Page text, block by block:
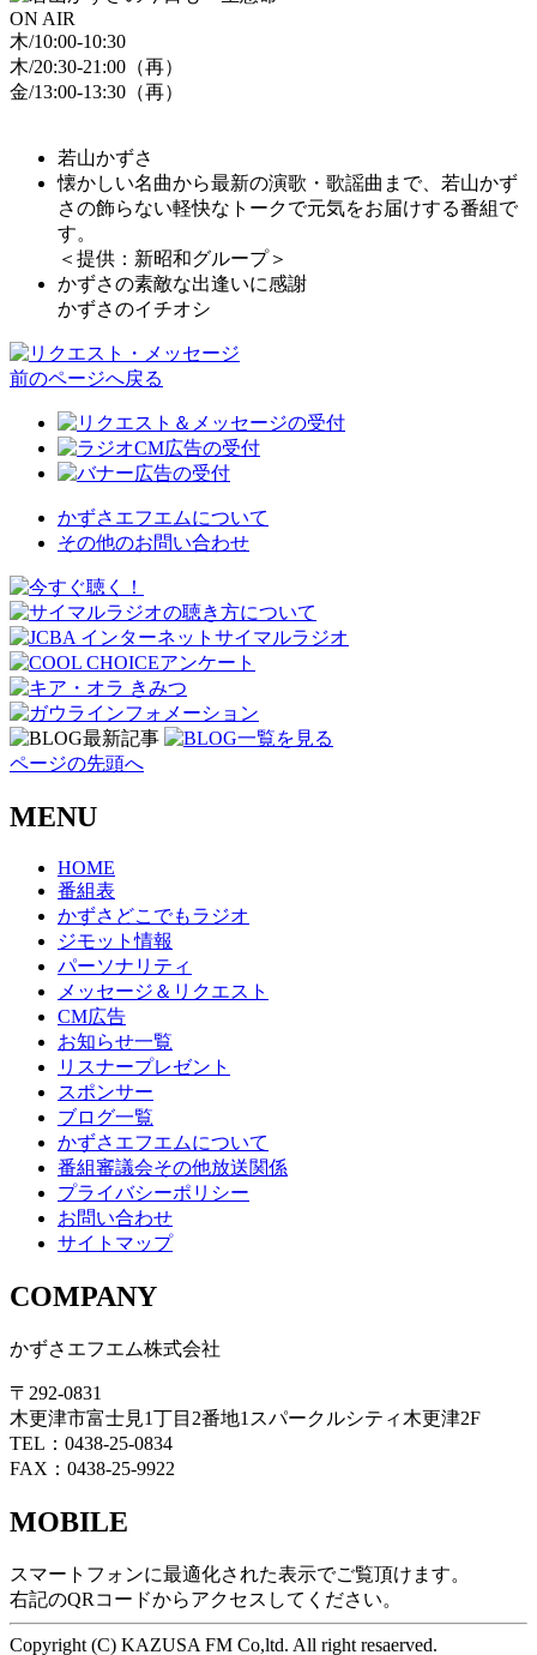
ON AIR
木/10:00-10:30
木/20:30-21:00（再）
金/13:00-13:30（再）
若山かずさ
懐かしい名曲から最新の演歌・歌謡曲まで、若山かず
さの飾らない軽快なトークで元気をお届けする番組で
す。
＜提供：新昭和グループ＞
かずさの素敵な出逢いに感謝
かずさのイチオシ
前のページへ戻る
かずさエフエムについて
その他のお問い合わせ
ページの先頭へ
MENU
HOME
番組表
かずさどこでもラジオ
ジモット情報
パーソナリティ
メッセージ＆リクエスト
CM広告
お知らせ一覧
リスナープレゼント
スポンサー
ブログ一覧
かずさエフエムについて
番組審議会その他放送関係
プライバシーポリシー
お問い合わせ
サイトマップ
COMPANY
かずさエフエム株式会社
〒292-0831
木更津市富士見1丁目2番地1スパークルシティ木更津2F
TEL：0438-25-0834
FAX：0438-25-9922
MOBILE
スマートフォンに最適化された表示でご覧頂けます。
右記のQRコードからアクセスしてください。
Copyright (C) KAZUSA FM Co,ltd. All right resaerved.